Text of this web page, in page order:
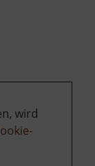
wird